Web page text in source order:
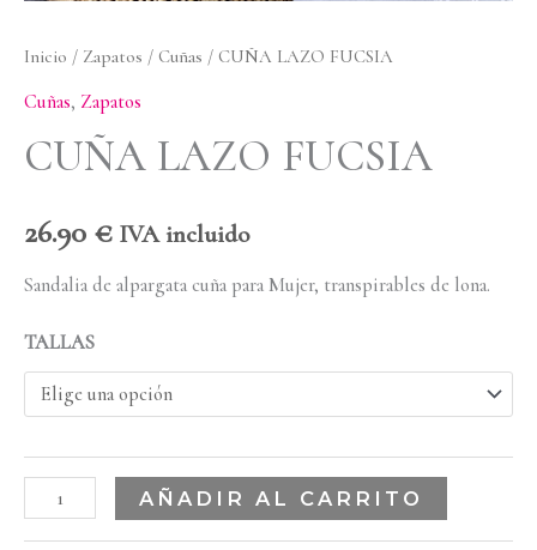
Inicio / Zapatos / Cuñas / CUÑA LAZO FUCSIA
Cuñas, Zapatos
CUÑA LAZO FUCSIA
26.90 € IVA incluido
Sandalia de alpargata cuña para Mujer, transpirables de lona.
TALLAS
AÑADIR AL CARRITO